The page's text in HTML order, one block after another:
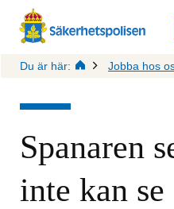
Du är här: Jobba hos
Spanaren
inte kan se